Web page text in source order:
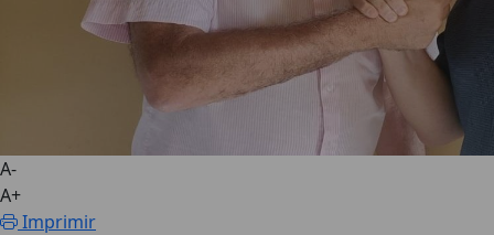
A-
A+
Imprimir